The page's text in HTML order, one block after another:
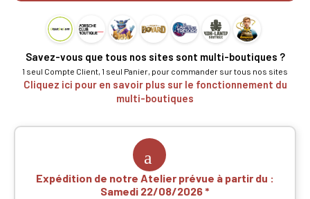
Savez-vous que tous nos sites sont multi-boutiques ?
1 seul Compte Client, 1 seul Panier, pour commander sur tous nos sites
Cliquez ici pour en savoir plus sur le fonctionnement du
multi-boutiques
Expédition de notre Atelier prévue à partir du :
Samedi 22/08/2026